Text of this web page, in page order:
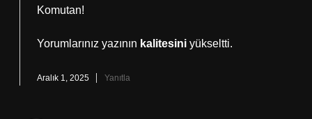
Komutan!
Yorumlarınız yazının kalitesini yükseltti.
Aralık 1, 2025 Yanıtla